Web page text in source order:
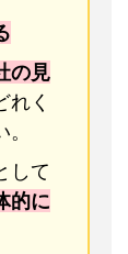
の見
れく
して
的に